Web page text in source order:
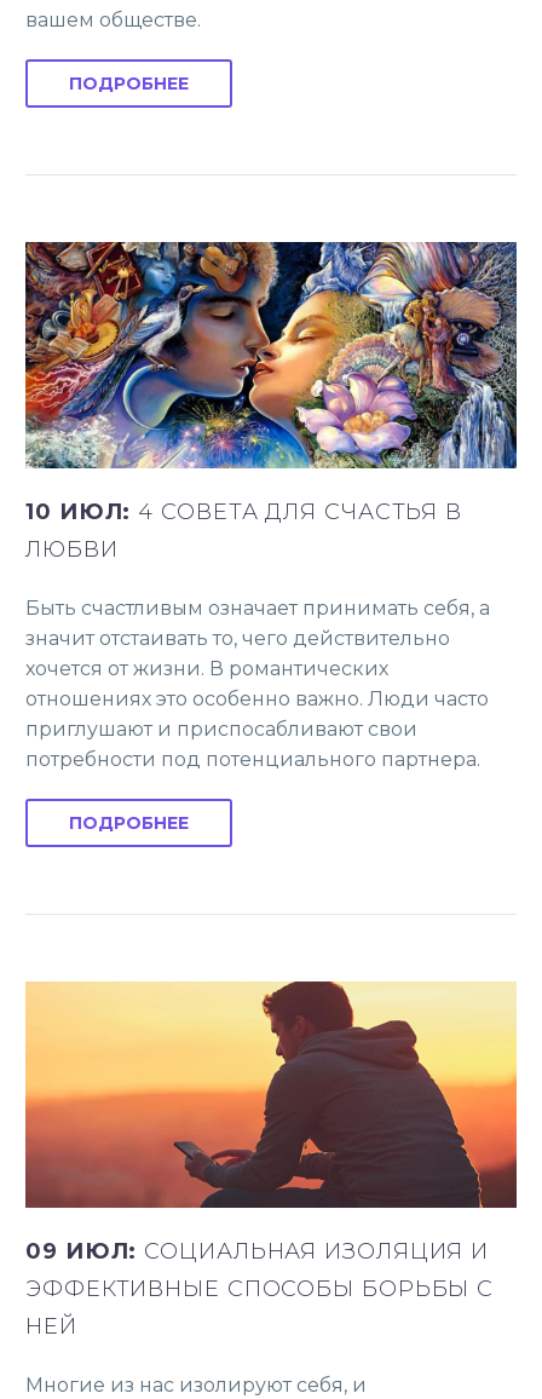
вашем обществе.
ПОДРОБНЕЕ
10 ИЮЛ: 4 СОВЕТА ДЛЯ СЧАСТЬЯ В
ЛЮБВИ
Быть счастливым означает принимать себя, а
значит отстаивать то, чего действительно
хочется от жизни. В романтических
отношениях это особенно важно. Люди часто
приглушают и приспосабливают свои
потребности под потенциального партнера.
ПОДРОБНЕЕ
09 ИЮЛ: СОЦИАЛЬНАЯ ИЗОЛЯЦИЯ И
ЭФФЕКТИВНЫЕ СПОСОБЫ БОРЬБЫ С
НЕЙ
Многие из нас изолируют себя, и